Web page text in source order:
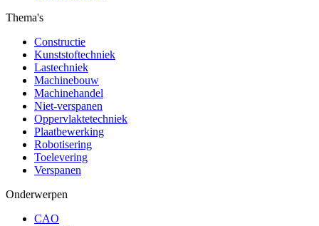
Thema's
Constructie
Kunststoftechniek
Lastechniek
Machinebouw
Machinehandel
Niet-verspanen
Oppervlaktetechniek
Plaatbewerking
Robotisering
Toelevering
Verspanen
Onderwerpen
CAO